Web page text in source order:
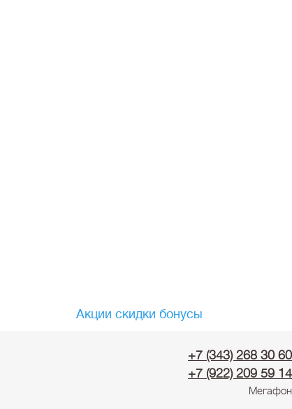
Акции скидки бонусы
+7 (343) 268 30 60
+7 (922) 209 59 14
Мегафон